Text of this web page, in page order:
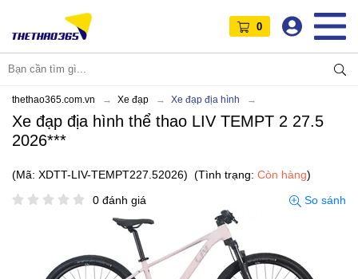
0
thethao365.com.vn Xe đạp Xe đạp địa hình
Xe đạp địa hình thể thao LIV TEMPT 2 27.5
2026***
(Mã: XDTT-LIV-TEMPT227.52026) (Tình trạng: Còn hàng)
0 đánh giá
So sánh